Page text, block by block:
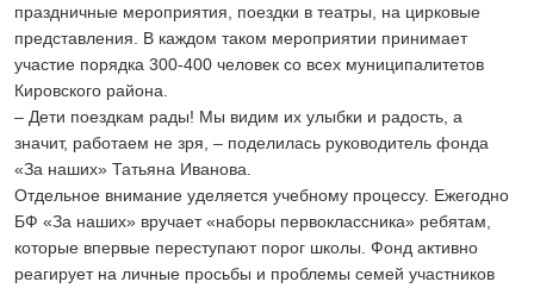
праздничные мероприятия, поездки в театры, на цирковые
представления. В каждом таком мероприятии принимает
участие порядка 300-400 человек со всех муниципалитетов
Кировского района.
– Дети поездкам рады! Мы видим их улыбки и радость, а
значит, работаем не зря, – поделилась руководитель фонда
«За наших» Татьяна Иванова.
Отдельное внимание уделяется учебному процессу. Ежегодно
БФ «За наших» вручает «наборы первоклассника» ребятам,
которые впервые переступают порог школы. Фонд активно
реагирует на личные просьбы и проблемы семей участников